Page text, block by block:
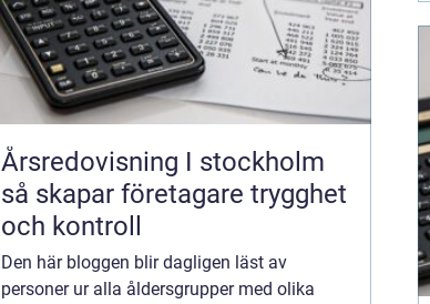
Årsredovisning I stockholm
så skapar företagare trygghet
och kontroll
Den här bloggen blir dagligen läst av
personer ur alla åldersgrupper med olika